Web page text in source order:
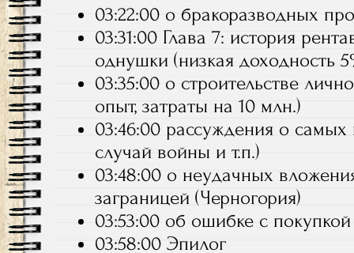
03:22:00 о бракоразводных
03:31:00 Глава 7: история
однушки (низкая доходность
03:35:00 о строительстве
опыт, затраты на 10 млн.)
03:46:00 рассуждения о
случай войны и т.п.)
03:48:00 о неудачных
заграницей (Черногория)
03:53:00 об ошибке с
03:58:00 Эпилог